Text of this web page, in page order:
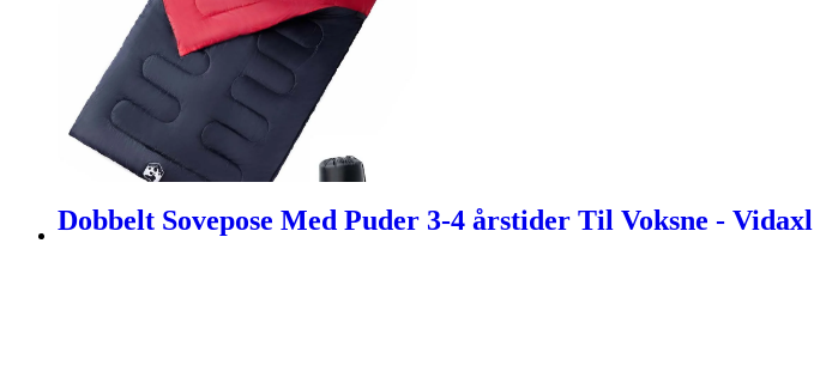
Dobbelt Sovepose Med Puder 3-4 årstider Til Voksne - Vidaxl